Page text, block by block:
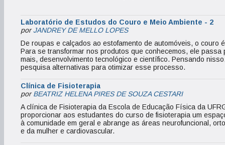
Laboratório de Estudos do Couro e Meio Ambiente - 2
porJANDREY DE MELLO LOPES
De roupas e calçados ao estofamento de automóveis, o couro
Para se transformar nos produtos que conhecemos, ele
mais, desenvolvimento tecnológico e científico. Pensando
pesquisa alternativas para otimizar esse processo.
Clínica de Fisioterapia
porBEATRIZ HELENA PIRES DE SOUZA CESTARI
A clínica de Fisioterapia da Escola de Educação Física da
proporcionar aos estudantes do curso de fisioterapia um
à comunidade em geral e abrange as áreas neurofuncional,
e da mulher e cardiovascular.